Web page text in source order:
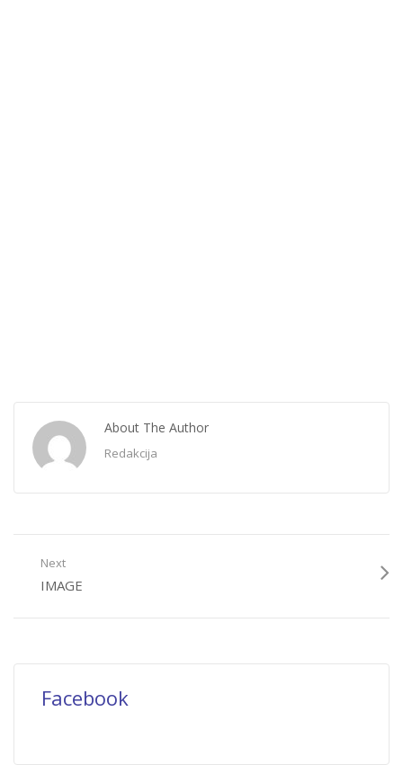
About The Author
Redakcija
Next
IMAGE
Facebook